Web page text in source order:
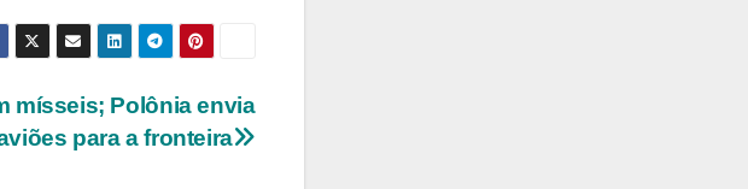
mísseis; Polônia envia
para a fronteira